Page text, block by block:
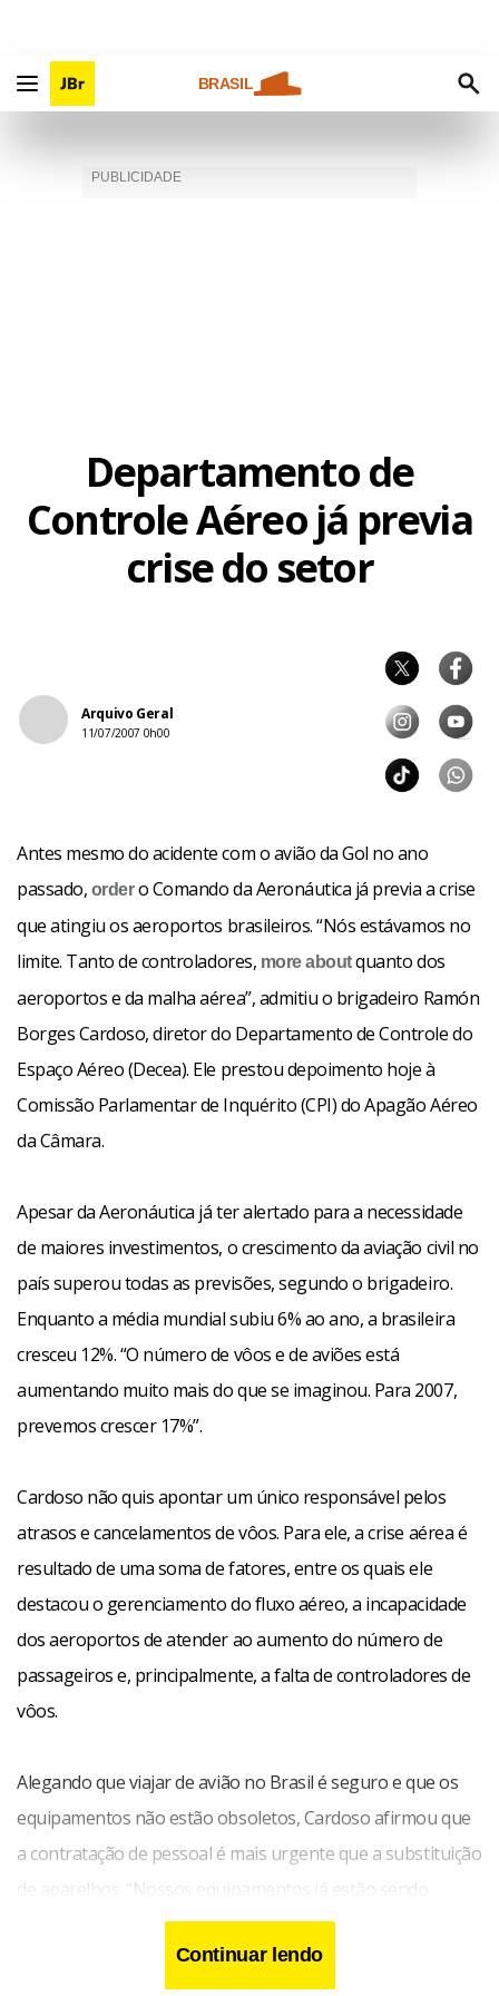
BRASIL
Departamento de
Controle Aéreo já previa
crise do setor
Arquivo Geral
11/07/2007 0h00
Antes mesmo do acidente com o avião da Gol no ano
passado, ordero Comando da Aeronáutica já previa a crise
que atingiu os aeroportos brasileiros. “Nós estávamos no
limite. Tanto de controladores, more aboutquanto dos
aeroportos e da malha aérea”, admitiu o brigadeiro Ramón
Borges Cardoso, diretor do Departamento de Controle do
Espaço Aéreo (Decea). Ele prestou depoimento hoje à
Comissão Parlamentar de Inquérito (CPI) do Apagão Aéreo
da Câmara.
Apesar da Aeronáutica já ter alertado para a necessidade
de maiores investimentos, o crescimento da aviação civil no
país superou todas as previsões, segundo o brigadeiro.
Enquanto a média mundial subiu 6% ao ano, a brasileira
cresceu 12%. “O número de vôos e de aviões está
aumentando muito mais do que se imaginou. Para 2007,
prevemos crescer 17%”.
Cardoso não quis apontar um único responsável pelos
atrasos e cancelamentos de vôos. Para ele, a crise aérea é
resultado de uma soma de fatores, entre os quais ele
destacou o gerenciamento do fluxo aéreo, a incapacidade
dos aeroportos de atender ao aumento do número de
passageiros e, principalmente, a falta de controladores de
vôos.
Alegando que viajar de avião no Brasil é seguro e que os
equipamentos não estão obsoletos, Cardoso afirmou que
a contratação de pessoal é mais urgente que a substituição
de aparelhos. “Nossos equipamentos já estão sendo
implantados considerando o que vamos precisar até 2017.
Estamos colocando monitores em número suficientes para
Continuar lendo